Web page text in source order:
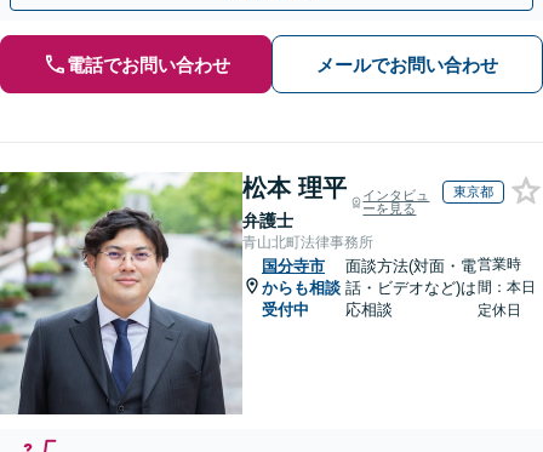
電話でお問い合わせ メールでお問い合わせ
松本 理平
弁護士
インタビュ
ーを見る
東京都
青山北町法律事務所
国分寺市
からも相談
受付中
面談方法(対面・電
話・ビデオなど)は
応相談
営業時
間：本日
定休日